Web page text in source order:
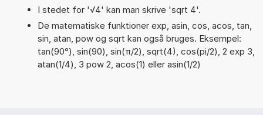
I stedet for '√4' kan man skrive 'sqrt 4'.
De matematiske funktioner exp, asin, cos, acos, tan,
sin, atan, pow og sqrt kan også bruges. Eksempel:
tan(90°), sin(90), sin(π/2), sqrt(4), cos(pi/2), 2 exp 3,
atan(1/4), 3 pow 2, acos(1) eller asin(1/2)